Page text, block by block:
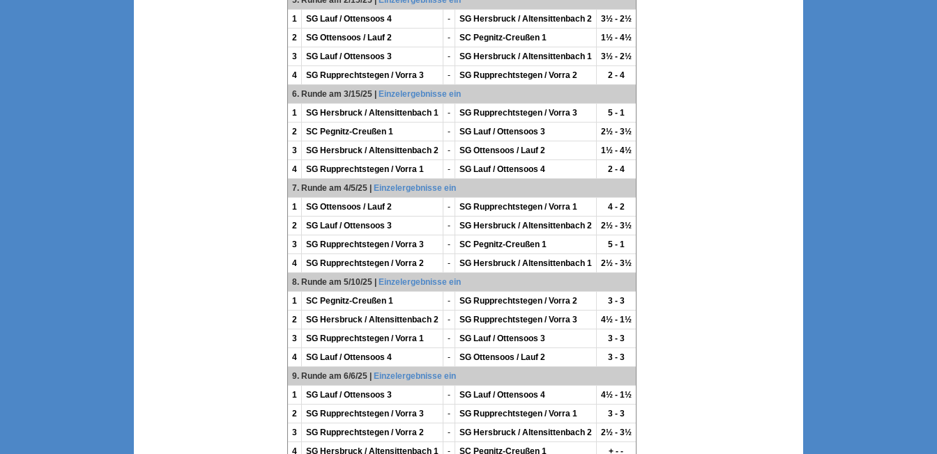
1
SG Lauf / Ottensoos 4 - SG Hersbruck / Altensittenbach 2
3½ - 2½
2
SG Ottensoos / Lauf 2 - SC Pegnitz-Creußen 1
1½ - 4½
3
SG Lauf / Ottensoos 3 - SG Hersbruck / Altensittenbach 1
3½ - 2½
4
SG Rupprechtstegen / Vorra 3 - SG Rupprechtstegen / Vorra 2
2 - 4
6. Runde am 3/15/25| Einzelergebnisse ein
1
SG Hersbruck / Altensittenbach 1 - SG Rupprechtstegen / Vorra 3
5 - 1
2
SC Pegnitz-Creußen 1 - SG Lauf / Ottensoos 3
2½ - 3½
3
SG Hersbruck / Altensittenbach 2 - SG Ottensoos / Lauf 2
1½ - 4½
4
SG Rupprechtstegen / Vorra 1 - SG Lauf / Ottensoos 4
2 - 4
7. Runde am 4/5/25| Einzelergebnisse ein
1
SG Ottensoos / Lauf 2 - SG Rupprechtstegen / Vorra 1
4 - 2
2
SG Lauf / Ottensoos 3 - SG Hersbruck / Altensittenbach 2
2½ - 3½
3
SG Rupprechtstegen / Vorra 3 - SC Pegnitz-Creußen 1
5 - 1
4
SG Rupprechtstegen / Vorra 2 - SG Hersbruck / Altensittenbach 1
2½ - 3½
8. Runde am 5/10/25| Einzelergebnisse ein
1
SC Pegnitz-Creußen 1 - SG Rupprechtstegen / Vorra 2
3 - 3
2
SG Hersbruck / Altensittenbach 2 - SG Rupprechtstegen / Vorra 3
4½ - 1½
3
SG Rupprechtstegen / Vorra 1 - SG Lauf / Ottensoos 3
3 - 3
4
SG Lauf / Ottensoos 4 - SG Ottensoos / Lauf 2
3 - 3
9. Runde am 6/6/25| Einzelergebnisse ein
1
SG Lauf / Ottensoos 3 - SG Lauf / Ottensoos 4
4½ - 1½
2
SG Rupprechtstegen / Vorra 3 - SG Rupprechtstegen / Vorra 1
3 - 3
3
SG Rupprechtstegen / Vorra 2 - SG Hersbruck / Altensittenbach 2
2½ - 3½
4
SG Hersbruck / Altensittenbach 1 - SC Pegnitz-Creußen 1 + - -